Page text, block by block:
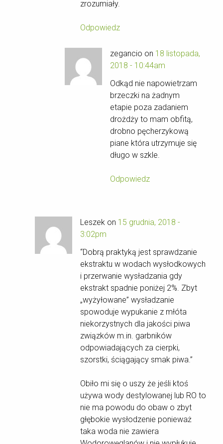
zrozumiały.
Odpowiedz
zegancio on 18 listopada,
2018 - 10:44am
Odkąd nie napowietrzam
brzeczki na żadnym
etapie poza zadaniem
drożdży to mam obfitą,
drobno pęcherzykową
piane która utrzymuje się
długo w szkle.
Odpowiedz
Leszek on 15 grudnia, 2018 -
3:02pm
“Dobrą praktyką jest sprawdzanie
ekstraktu w wodach wysłodkowych
i przerwanie wysładzania gdy
ekstrakt spadnie poniżej 2%. Zbyt
„wyżyłowane” wysładzanie
spowoduje wypukanie z młóta
niekorzystnych dla jakości piwa
związków m.in. garbników
odpowiadających za cierpki,
szorstki, ściągający smak piwa.”
Obiło mi się o uszy że jeśli ktoś
używa wody destylowanej lub RO to
nie ma powodu do obaw o zbyt
głębokie wysłodzenie ponieważ
taka woda nie zawiera